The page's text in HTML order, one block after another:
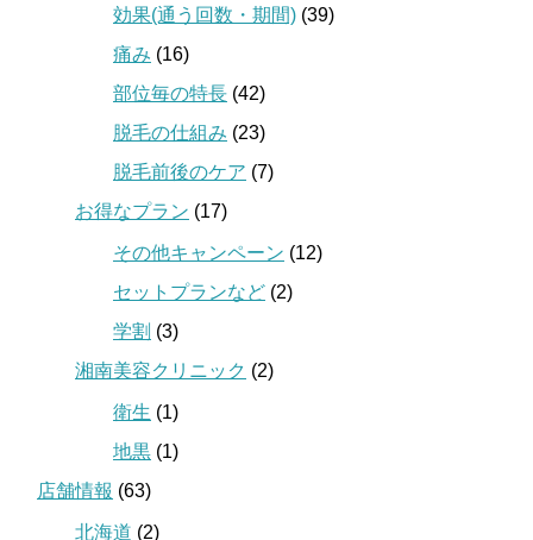
効果(通う回数・期間) (39)
痛み (16)
部位毎の特長 (42)
脱毛の仕組み (23)
脱毛前後のケア (7)
お得なプラン (17)
その他キャンペーン (12)
セットプランなど (2)
学割 (3)
湘南美容クリニック (2)
衛生 (1)
地黒 (1)
店舗情報 (63)
北海道 (2)